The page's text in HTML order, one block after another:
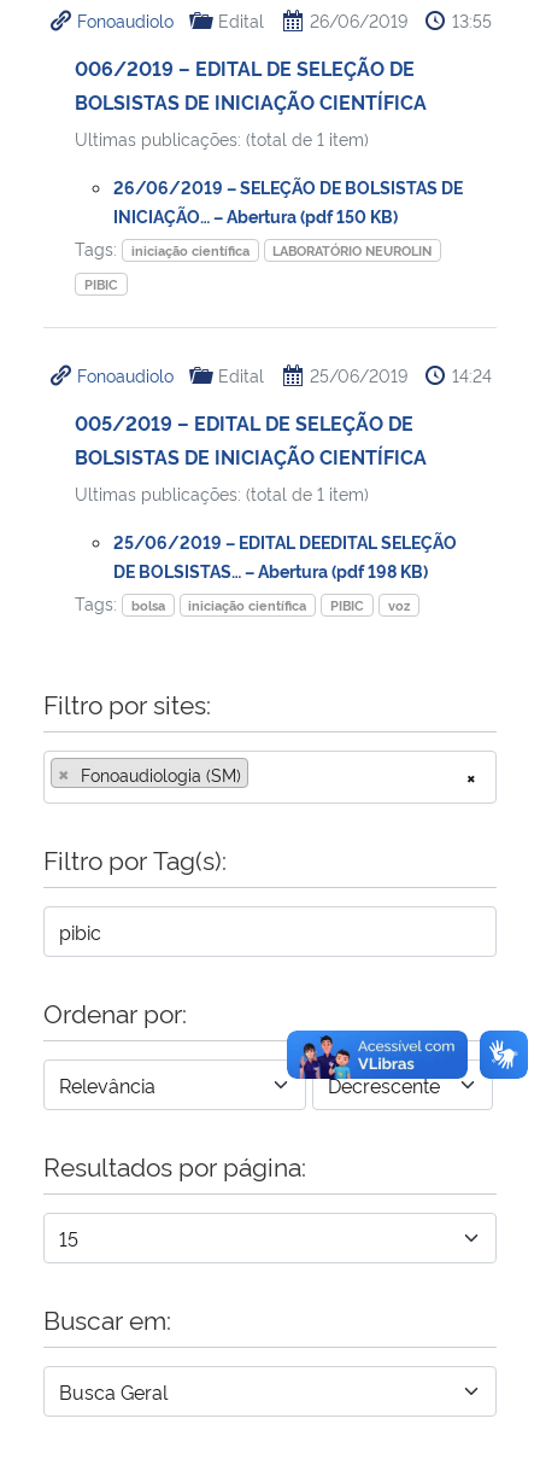
Ministério da Cidadania
Ministério de Minas e Energia
Ministério da Ciência, Tecnologia, Inovações e Comunicações
Ministério do Meio Ambiente
Controladoria-Geral da União
Ministério da Mulher, da Família e dos Direitos Humanos
Secretaria-Geral
Gabinete de Segurança Institucional
Advocacia-Geral da União
Banco Central do Brasil
Planalto
Fonoaudiolo Edital 26/06/2019 13:55
006/2019 – EDITAL DE SELEÇÃO DE
BOLSISTAS DE INICIAÇÃO CIENTÍFICA
Ultimas publicações: (total de 1 item)
26/06/2019 – SELEÇÃO DE BOLSISTAS DE
INICIAÇÃO… – Abertura (pdf 150 KB)
Tags:
iniciação científica
LABORATÓRIO NEUROLIN
PIBIC
Fonoaudiolo Edital 25/06/2019 14:24
005/2019 – EDITAL DE SELEÇÃO DE
BOLSISTAS DE INICIAÇÃO CIENTÍFICA
Ultimas publicações: (total de 1 item)
25/06/2019 – EDITAL DEEDITAL SELEÇÃO
DE BOLSISTAS… – Abertura (pdf 198 KB)
Tags:
bolsa iniciação científica PIBIC voz
Filtro por sites:
×
× Fonoaudiologia (SM)
Filtro por Tag(s):
Ordenar por:
Resultados por página:
Buscar em: